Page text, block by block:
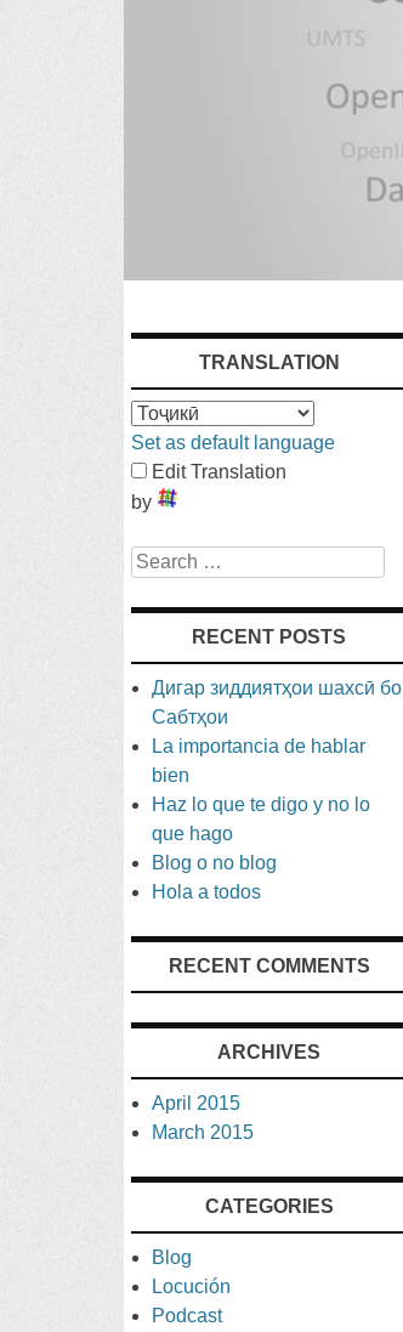
CONTENT
TRANSLATION
Set as default language
Edit Translation
by
Search
RECENT POSTS
Дигар зиддиятҳои шахсӣ бо
Сабтҳои
La importancia de hablar
bien
Haz lo que te digo y no lo
que hago
Blog o no blog
Hola a todos
RECENT COMMENTS
ARCHIVES
April 2015
March 2015
CATEGORIES
Blog
Locución
Podcast